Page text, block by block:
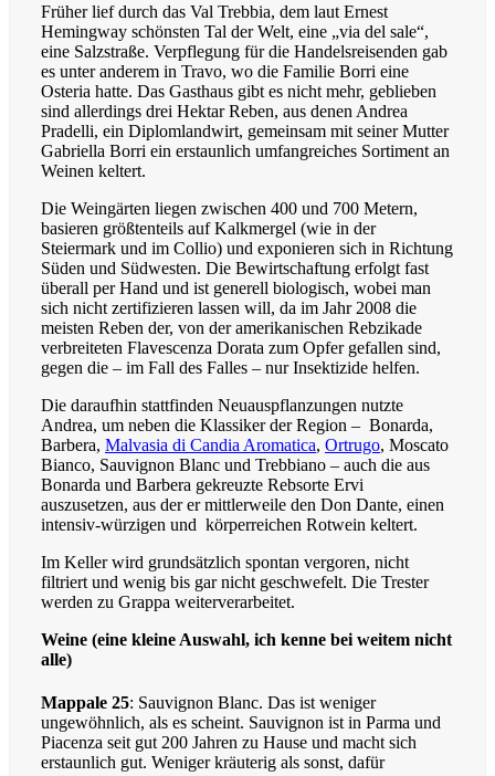
Früher lief durch das Val Trebbia, dem laut Ernest
Hemingway schönsten Tal der Welt, eine „via del sale“,
eine Salzstraße. Verpflegung für die Handelsreisenden gab
es unter anderem in Travo, wo die Familie Borri eine
Osteria hatte. Das Gasthaus gibt es nicht mehr, geblieben
sind allerdings drei Hektar Reben, aus denen Andrea
Pradelli, ein Diplomlandwirt, gemeinsam mit seiner Mutter
Gabriella Borri ein erstaunlich umfangreiches Sortiment an
Weinen keltert.
Die Weingärten liegen zwischen 400 und 700 Metern,
basieren größtenteils auf Kalkmergel (wie in der
Steiermark und im Collio) und exponieren sich in Richtung
Süden und Südwesten. Die Bewirtschaftung erfolgt fast
überall per Hand und ist generell biologisch, wobei man
sich nicht zertifizieren lassen will, da im Jahr 2008 die
meisten Reben der, von der amerikanischen Rebzikade
verbreiteten Flavescenza Dorata zum Opfer gefallen sind,
gegen die – im Fall des Falles – nur Insektizide helfen.
Die daraufhin stattfinden Neuauspflanzungen nutzte
Andrea, um neben die Klassiker der Region – Bonarda,
Barbera, Malvasia di Candia Aromatica, Ortrugo, Moscato
Bianco, Sauvignon Blanc und Trebbiano – auch die aus
Bonarda und Barbera gekreuzte Rebsorte Ervi
auszusetzen, aus der er mittlerweile den Don Dante, einen
intensiv-würzigen und körperreichen Rotwein keltert.
Im Keller wird grundsätzlich spontan vergoren, nicht
filtriert und wenig bis gar nicht geschwefelt. Die Trester
werden zu Grappa weiterverarbeitet.
Weine (eine kleine Auswahl, ich kenne bei weitem nicht
alle)
Mappale 25: Sauvignon Blanc. Das ist weniger
ungewöhnlich, als es scheint. Sauvignon ist in Parma und
Piacenza seit gut 200 Jahren zu Hause und macht sich
erstaunlich gut. Weniger kräuterig als sonst, dafür